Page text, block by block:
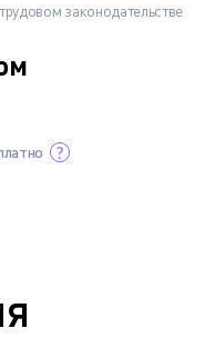
законодательстве